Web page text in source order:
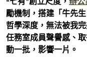
勵機制，搭建「牛先
哲學深度，無法被我
任務室成員聲譽感、
動一批，影響一片。